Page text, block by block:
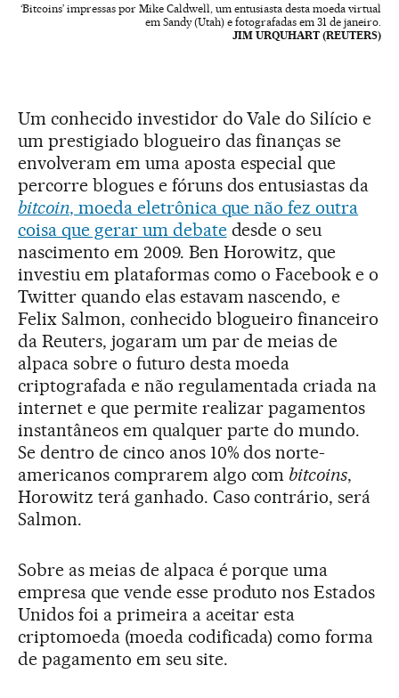
‘Bitcoins’ impressas por Mike Caldwell, um entusiasta desta moeda virtual
em Sandy (Utah) e fotografadas em 31 de janeiro.
JIM URQUHART (REUTERS)
Um conhecido investidor do Vale do Silício e
um prestigiado blogueiro das finanças se
envolveram em uma aposta especial que
percorre blogues e fóruns dos entusiastas da
bitcoin, moeda eletrônica que não fez outra
coisa que gerar um debatedesde o seu
nascimento em 2009. Ben Horowitz, que
investiu em plataformas como o Facebook e o
Twitter quando elas estavam nascendo, e
Felix Salmon, conhecido blogueiro financeiro
da Reuters, jogaram um par de meias de
alpaca sobre o futuro desta moeda
criptografada e não regulamentada criada na
internet e que permite realizar pagamentos
instantâneos em qualquer parte do mundo.
Se dentro de cinco anos 10% dos norte-
americanos comprarem algo com bitcoins,
Horowitz terá ganhado. Caso contrário, será
Salmon.
Sobre as meias de alpaca é porque uma
empresa que vende esse produto nos Estados
Unidos foi a primeira a aceitar esta
criptomoeda (moeda codificada) como forma
de pagamento em seu site.